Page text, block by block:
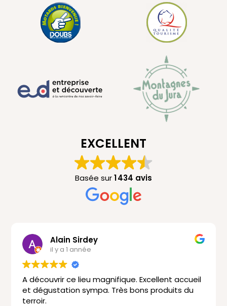
EXCELLENT
Basée sur1 434 avis
Alain Sirdey
il y a 1 année
A découvrir ce lieu magnifique. Excellent accueil
et dégustation sympa. Très bons produits du
terroir.